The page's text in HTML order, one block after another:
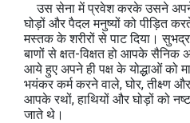
उस सेना में प्रवेश करके उसने अपने
घोड़ों और पैदल मनुष्‍यों को पीड़ित
मस्‍तक के शरीरों से पाट दिया।
बाणों से क्षत-विक्षत हो आपके सैनिक
आये हुए अपने ही पक्ष के योद्धाओं को
भयंकर कर्म करने वाले, घोर, तीक्ष्‍ण
आपके रथों, हाथियों और घोड़ों को
जाते थे।